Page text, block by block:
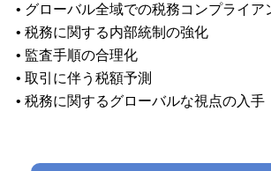
• グローバル全域での税務コンプライア
• 税務に関する内部統制の強化
• 監査手順の合理化
• 取引に伴う税額予測
• 税務に関するグローバルな視点の入手